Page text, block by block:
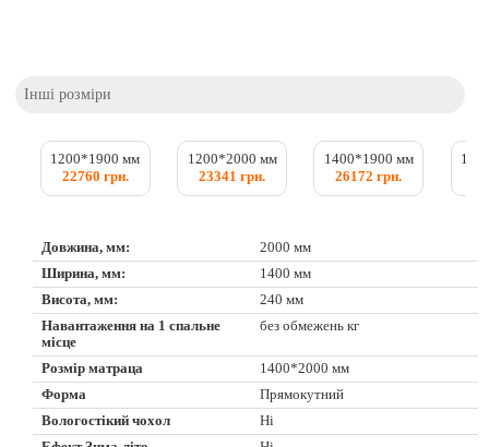
Інші розміри
1200*1900 мм
22760 грн.
1200*2000 мм
23341 грн.
1400*1900 мм
26172 грн.
Довжина, мм:
2000 мм
Ширина, мм:
1400 мм
Висота, мм:
240 мм
Навантаження на 1 спальне
місце
без обмежень кг
Розмір матраца
1400*2000 мм
Форма
Прямокутний
Вологостікий чохол
Ні